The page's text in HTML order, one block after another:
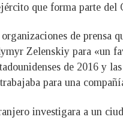
que forma parte del
de prensa
Zelenskiy para «un
de 2016 y
para una
investigara a un